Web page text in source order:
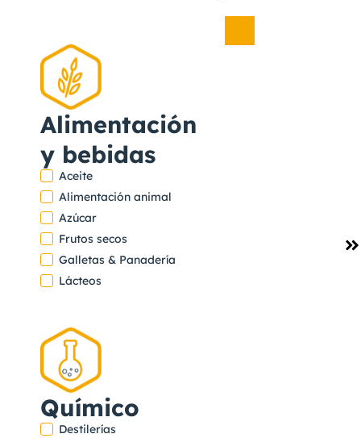
Alimentación
y bebidas
Aceite
Alimentación animal
Azúcar
Frutos secos
Galletas & Panadería
Lácteos
Químico
Destilerías